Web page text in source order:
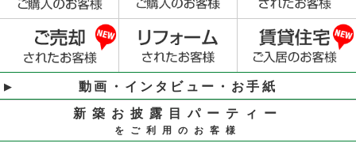
動画・インタビュー・お手紙
新築お披露目パーティー
をご利用のお客様